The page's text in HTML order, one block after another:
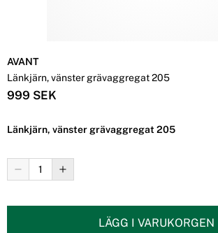
AVANT
Länkjärn, vänster grävaggregat 205
999 SEK
Länkjärn, vänster grävaggregat 205
LÄGG I VARUKORGEN